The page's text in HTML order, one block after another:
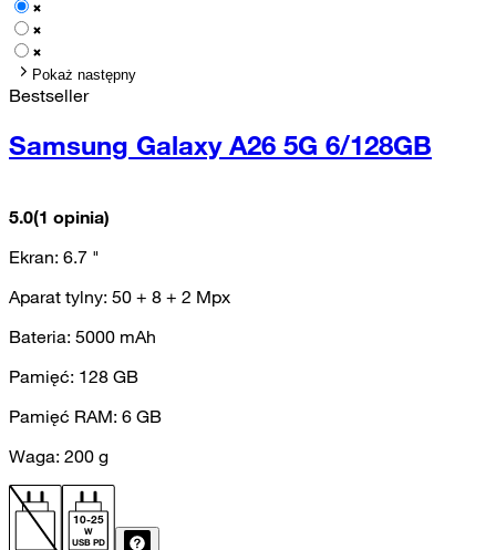
Pokaż następny
Bestseller
Samsung Galaxy A26 5G 6/128GB
5.0(1 opinia)
Ekran: 6.7 "
Aparat tylny: 50 + 8 + 2 Mpx
Bateria: 5000 mAh
Pamięć: 128 GB
Pamięć RAM: 6 GB
Waga: 200 g
10-25
W
USB PD